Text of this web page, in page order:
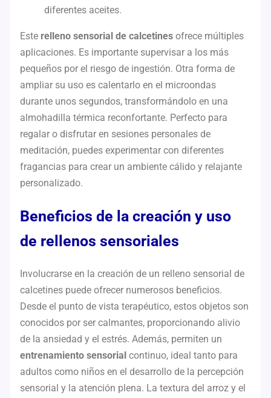
diferentes aceites.
Este relleno sensorial de calcetines ofrece múltiples
aplicaciones. Es importante supervisar a los más
pequeños por el riesgo de ingestión. Otra forma de
ampliar su uso es calentarlo en el microondas
durante unos segundos, transformándolo en una
almohadilla térmica reconfortante. Perfecto para
regalar o disfrutar en sesiones personales de
meditación, puedes experimentar con diferentes
fragancias para crear un ambiente cálido y relajante
personalizado.
Beneficios de la creación y uso
de rellenos sensoriales
Involucrarse en la creación de un relleno sensorial de
calcetines puede ofrecer numerosos beneficios.
Desde el punto de vista terapéutico, estos objetos son
conocidos por ser calmantes, proporcionando alivio
de la ansiedad y el estrés. Además, permiten un
entrenamiento sensorial continuo, ideal tanto para
adultos como niños en el desarrollo de la percepción
sensorial y la atención plena. La textura del arroz y el